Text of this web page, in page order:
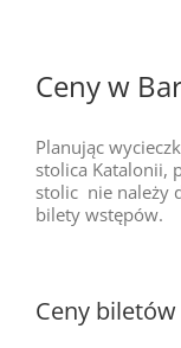
Ceny w
Planując
stolica Katalonii,
stolic nie należy
bilety wstępów.
Ceny